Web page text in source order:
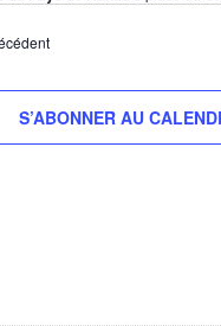
S’ABONNER AU